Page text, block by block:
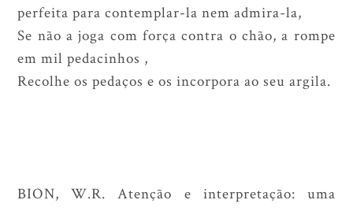
perfeita para contemplar-la nem admira-la,
Se não a joga com força contra o chão, a rompe
em mil pedacinhos ,
Recolhe os pedaços e os incorpora ao seu argila.
BION, W.R.Atenção e interpretação: uma